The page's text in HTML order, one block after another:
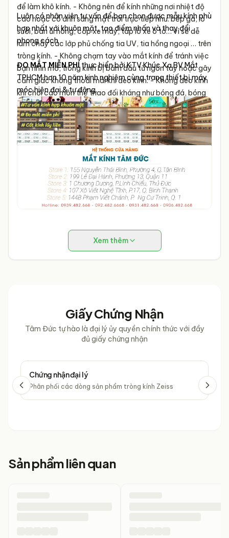
để làm khô kính. - Không nên để kính những nơi nhiệt độ
cao hoặc có ánh sáng mặt trời trực tiếp như: bếp ga, lò
sưởi, bàn ủi nóng, cốp xe máy, táp lô xe ô tô… vì sẽ dễ
làm chảy các lớp phủ chống tia UV, tia hồng ngoại … trên
tròng kính. - Không chạm tay vào mắt kính để tránh việc
bạn nhìn mờ, tròng kính bị bám dầu từ ngón tay hoặc gây
cảm giác không thoải mái khi đeo kính.- Không đeo kính
khi chơi các môn thể thao đối kháng như bóng đá, bóng
chuyền, cầu lông… vì nếu trường hợp bị ngã kính không
những gãy hỏng mà còn gây nguy hiểm cho bạn. - Khi
không dùng kính, cần cất trong hộp cứng hoặc túi vải
mềm và để ở chỗ hợp lý. - Không tự ý sửa chữa kính.
Luôn có nhân viên tư vấn để bạn chọn được mẫu kính phù
hợp nhất với khuôn mặt, tạo điểm nhấn và thay đổi
phong cách
ĐO MẮT MIỄN PHÍthực hiển bởi KTV Khúc Xạ BV Mắt
TPHCM hơn 10 năm kinh nghiệm cùng trang thiết bị máy
móc hiện đại & tự động.
Xem thêm
Giấy Chứng Nhận
Tâm Đức tự hào là đại lý ủy quyền chính thức với đầy
đủ giấy chứng nhận
Chứng nhận đại lý
Phân phối các dòng sản phẩm tròng kính Zeiss
Sản phẩm liên quan